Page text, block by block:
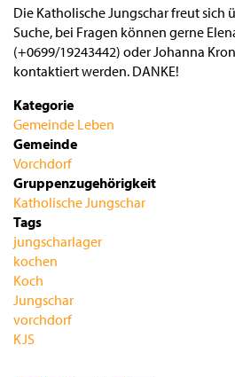
Die Katholische Jungschar freut sich
Suche, bei Fragen können gerne
(+0699/19243442) oder Johanna
kontaktiert werden. DANKE!
Kategorie
Gemeinde Leben
Gemeinde
Vorchdorf
Gruppenzugehörigkeit
Katholische Jungschar
Tags
jungscharlager
kochen
Koch
Jungschar
vorchdorf
KJS